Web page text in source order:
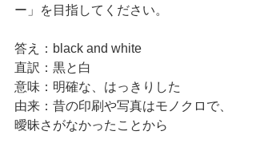
ー」を目指してください。
答え：black and white
直訳：黒と白
意味：明確な、はっきりした
由来：昔の印刷や写真はモノクロで、
曖昧さがなかったことから